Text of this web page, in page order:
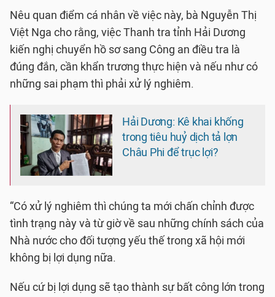
Nêu quan điểm cá nhân về việc này, bà Nguyễn Thị
Việt Nga cho rằng, việc Thanh tra tỉnh Hải Dương
kiến nghị chuyển hồ sơ sang Công an điều tra là
đúng đắn, cần khẩn trương thực hiện và nếu như có
những sai phạm thì phải xử lý nghiêm.
Hải Dương: Kê khai khống
trong tiêu huỷ dịch tả lợn
Châu Phi để trục lợi?
“Có xử lý nghiêm thì chúng ta mới chấn chỉnh được
tình trạng này và từ giờ về sau những chính sách của
Nhà nước cho đối tượng yếu thế trong xã hội mới
không bị lợi dụng nữa.
Nếu cứ bị lợi dụng sẽ tạo thành sự bất công lớn trong